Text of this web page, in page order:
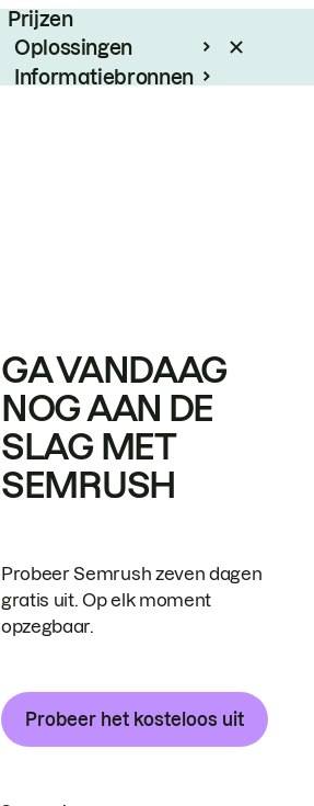
Prijzen
Oplossingen
Informatiebronnen
GA VANDAAG
NOG AAN DE
SLAG MET
SEMRUSH
Probeer Semrush zeven dagen
gratis uit. Op elk moment
opzegbaar.
Probeer het kosteloos uit